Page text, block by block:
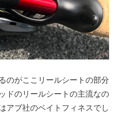
のがここリールシートの部分
ドのリールシートの主流なの
アブ社のベイトフィネスでし